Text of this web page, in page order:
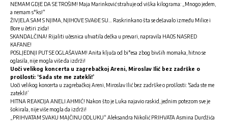
NEMAM GDJE DA SE TROŠIM! Maja Marinković strahuje od viška kilograma: „Mnogo jedem,
a nemam s*ks!“
ŽIVJELA SAM S NJIMA, NJIHOVE SVAĐE SU… Raskrinkano šta se dešavalo između Milice i
Bore u četiri zida!
SKANDALČINA! Rijaliti učesnica uhvatila dečka u prevari, napravila HAOS NASRED
KAFANE!
POSLJEDNJI PUT SE OGLAŠAVAM! Anita ključa od bi*esa zbog bivših momaka, hitno se
oglasila, nije mogla više da izdrži!
Uoči velikog koncerta u zagrebačkoj Areni, Miroslav Ilić bez zadrške o
prošlosti: ‘Sada ste me zatekli!’
Uoči velikog koncerta u zagrebačkoj Areni, Miroslav Ilić bez zadrške o prošlosti: ‘Sada ste me
zatekli!’
HITNA REAKCIJA ANELI AHMIĆ! Nakon što je Luka najavio raskid, jednim potezom sve je
šokirala, nije više mogla da izdrži!
„PRIHVATAM SVAKU MAJČINU ODLUKU“ Aleksandra Nikolić PRIHVATA Asmina Durdžića